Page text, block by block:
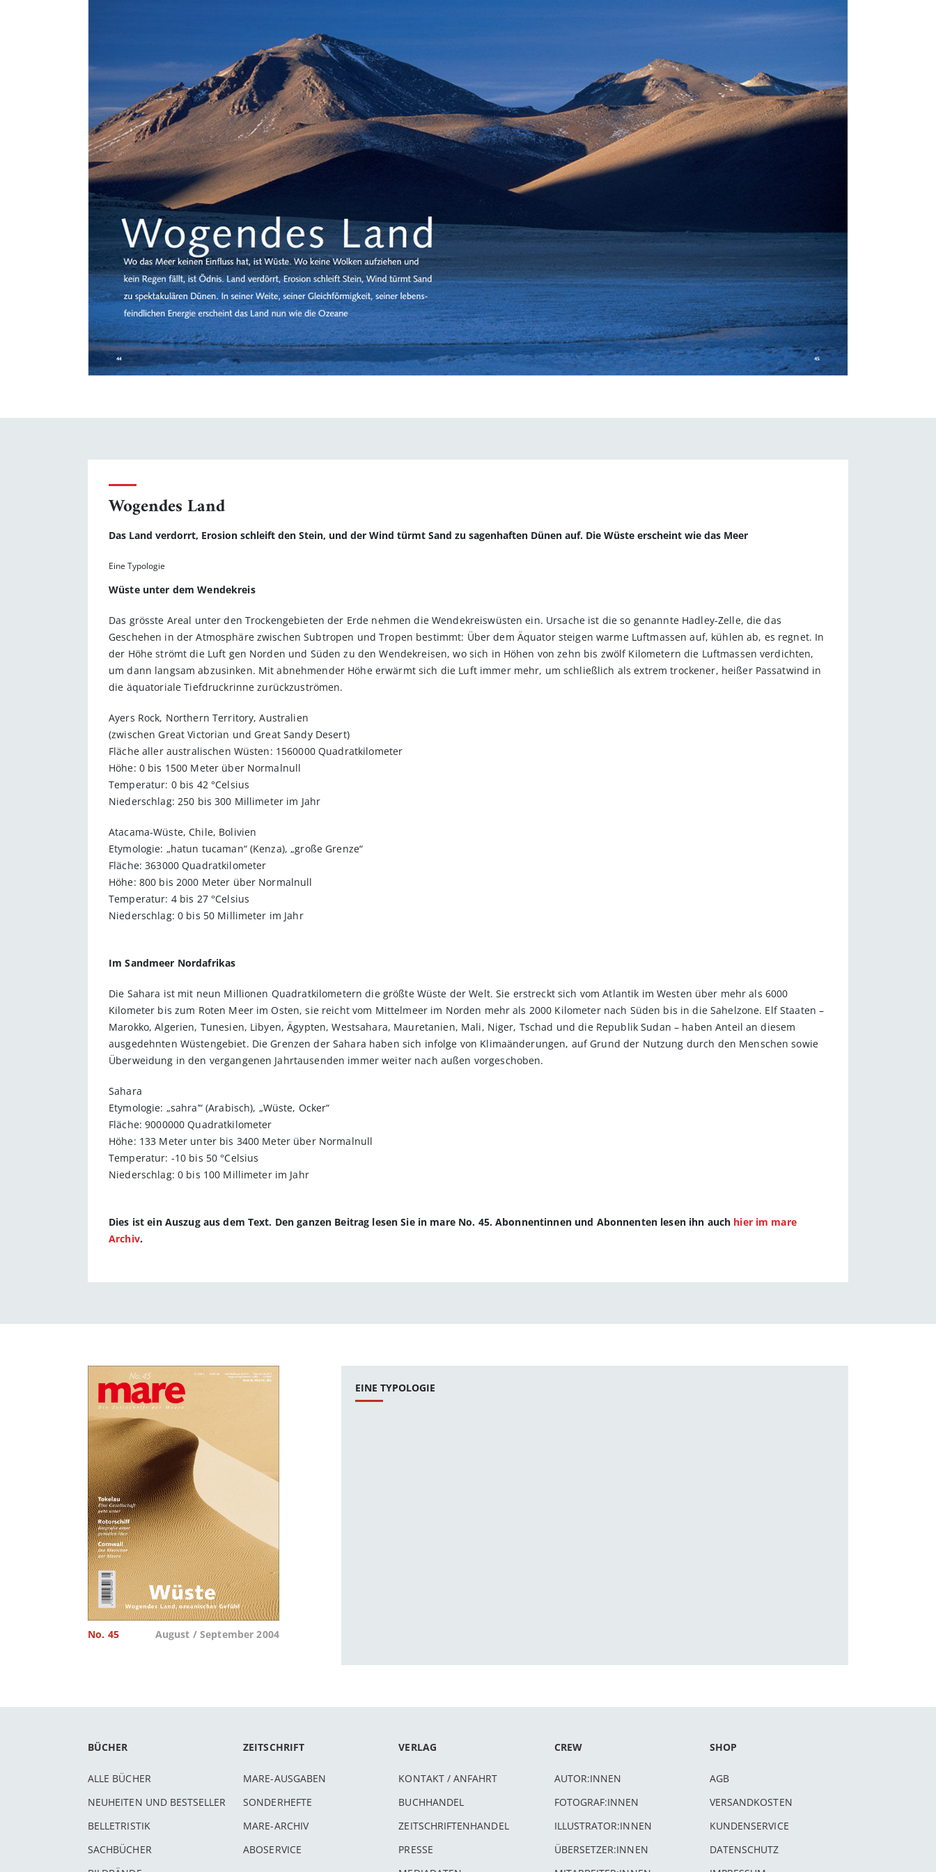
Wogendes Land
Das Land verdorrt, Erosion schleift den Stein, und der Wind türmt Sand zu sagenhaften Dünen auf. Die Wüste erscheint wie das Meer
Eine Typologie
Wüste unter dem Wendekreis
Das grösste Areal unter den Trockengebieten der Erde nehmen die Wendekreiswüsten ein. Ursache ist die so genannte Hadley-Zelle, die das
Geschehen in der Atmosphäre zwischen Subtropen und Tropen bestimmt: Über dem Äquator steigen warme Luftmassen auf, kühlen ab, es regnet. In
der Höhe strömt die Luft gen Norden und Süden zu den Wendekreisen, wo sich in Höhen von zehn bis zwölf Kilometern die Luftmassen verdichten,
um dann langsam abzusinken. Mit abnehmender Höhe erwärmt sich die Luft immer mehr, um schließlich als extrem trockener, heißer Passatwind in
die äquatoriale Tiefdruckrinne zurückzuströmen.
Ayers Rock, Northern Territory, Australien
(zwischen Great Victorian und Great Sandy Desert)
Fläche aller australischen Wüsten: 1560000 Quadratkilometer
Höhe: 0 bis 1500 Meter über Normalnull
Temperatur: 0 bis 42 °Celsius
Niederschlag: 250 bis 300 Millimeter im Jahr
Atacama-Wüste, Chile, Bolivien
Etymologie: „hatun tucaman“ (Kenza), „große Grenze“
Fläche: 363000 Quadratkilometer
Höhe: 800 bis 2000 Meter über Normalnull
Temperatur: 4 bis 27 °Celsius
Niederschlag: 0 bis 50 Millimeter im Jahr
Im Sandmeer Nordafrikas
Die Sahara ist mit neun Millionen Quadratkilometern die größte Wüste der Welt. Sie erstreckt sich vom Atlantik im Westen über mehr als 6000
Kilometer bis zum Roten Meer im Osten, sie reicht vom Mittelmeer im Norden mehr als 2000 Kilometer nach Süden bis in die Sahelzone. Elf Staaten –
Marokko, Algerien, Tunesien, Libyen, Ägypten, Westsahara, Mauretanien, Mali, Niger, Tschad und die Republik Sudan – haben Anteil an diesem
ausgedehnten Wüstengebiet. Die Grenzen der Sahara haben sich infolge von Klimaänderungen, auf Grund der Nutzung durch den Menschen sowie
Überweidung in den vergangenen Jahrtausenden immer weiter nach außen vorgeschoben.
Sahara
Etymologie: „sahra’“ (Arabisch), „Wüste, Ocker“
Fläche: 9000000 Quadratkilometer
Höhe: 133 Meter unter bis 3400 Meter über Normalnull
Temperatur: -10 bis 50 °Celsius
Niederschlag: 0 bis 100 Millimeter im Jahr
Dies ist ein Auszug aus dem Text. Den ganzen Beitrag lesen Sie in mare No. 45. Abonnentinnen und Abonnenten lesen ihn auch hier im mare
Archiv.
No. 45 August / September 2004
EINE TYPOLOGIE
BÜCHER
ALLE BÜCHER
NEUHEITEN UND BESTSELLER
BELLETRISTIK
SACHBÜCHER
ZEITSCHRIFT
MARE-AUSGABEN
SONDERHEFTE
MARE-ARCHIV
ABOSERVICE
VERLAG
KONTAKT / ANFAHRT
BUCHHANDEL
ZEITSCHRIFTENHANDEL
PRESSE
CREW
AUTOR:INNEN
FOTOGRAF:INNEN
ILLUSTRATOR:INNEN
ÜBERSETZER:INNEN
SHOP
AGB
VERSANDKOSTEN
KUNDENSERVICE
DATENSCHUTZ